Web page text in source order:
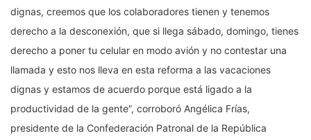
dignas, creemos que los colaboradores tienen y tenemos
derecho a la desconexión, que si llega sábado, domingo, tienes
derecho a poner tu celular en modo avión y no contestar una
llamada y esto nos lleva en esta reforma a las vacaciones
dignas y estamos de acuerdo porque está ligado a la
productividad de la gente”, corroboró Angélica Frías,
presidente de la Confederación Patronal de la República